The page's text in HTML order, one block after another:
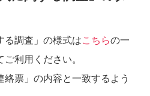
る調査」の様式はこちらの一
利用ください。
票」の内容と一致するよう